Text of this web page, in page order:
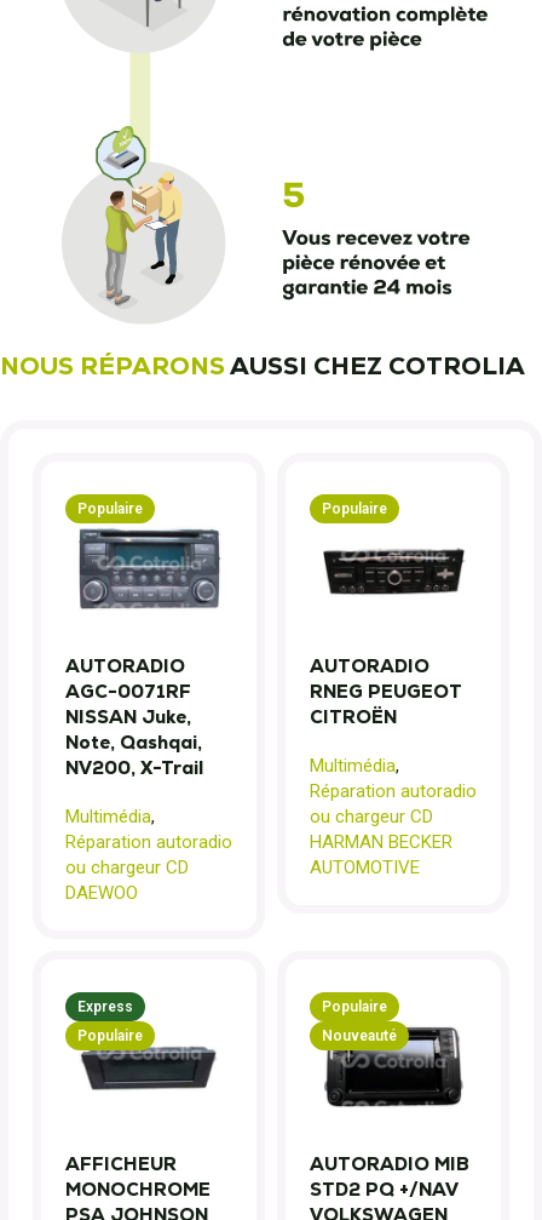
NOUS RÉPARONSAUSSI CHEZ COTROLIA
Populaire
AUTORADIO
AGC-0071RF
NISSAN Juke,
Note, Qashqai,
NV200, X-Trail
Multimédia,
Réparation autoradio
ou chargeur CD
DAEWOO
Populaire
AUTORADIO
RNEG PEUGEOT
CITROËN
Multimédia,
Réparation autoradio
ou chargeur CD
HARMAN BECKER
AUTOMOTIVE
Express
Populaire
AFFICHEUR
MONOCHROME
PSA JOHNSON
Populaire
Nouveauté
AUTORADIO MIB
STD2 PQ +/NAV
VOLKSWAGEN